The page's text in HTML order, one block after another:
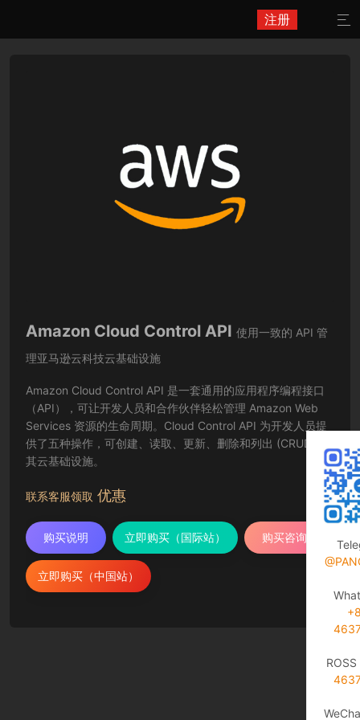
注册 
Amazon Cloud Control API 使用一致的 API 管
理亚马逊云科技云基础设施
Amazon Cloud Control API 是一套通用的应用程序编程接口
（API），可让开发人员和合作伙伴轻松管理 Amazon Web
Services 资源的生命周期。Cloud Control API 为开发人员提
供了五种操作，可创建、读取、更新、删除和列出 (CRUDL)
其云基础设施。
联系客服领取 优惠
购买说明 立即购买（国际站） 购买咨询
立即购买（中国站）